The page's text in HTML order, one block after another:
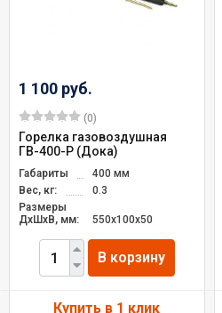
1 100 руб.
(0)
Горелка газовоздушная
ГВ-400-P (Дока)
Габариты
400 мм
Вес, кг:
0.3
Размеры
ДxШxВ, мм:
550х100х50
В корзину